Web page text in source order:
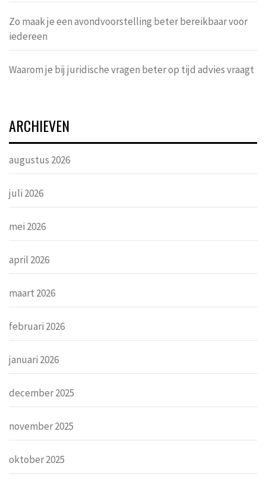
Zo maak je een avondvoorstelling beter bereikbaar voor
iedereen
Waarom je bij juridische vragen beter op tijd advies vraagt
ARCHIEVEN
augustus 2026
juli 2026
mei 2026
april 2026
maart 2026
februari 2026
januari 2026
december 2025
november 2025
oktober 2025